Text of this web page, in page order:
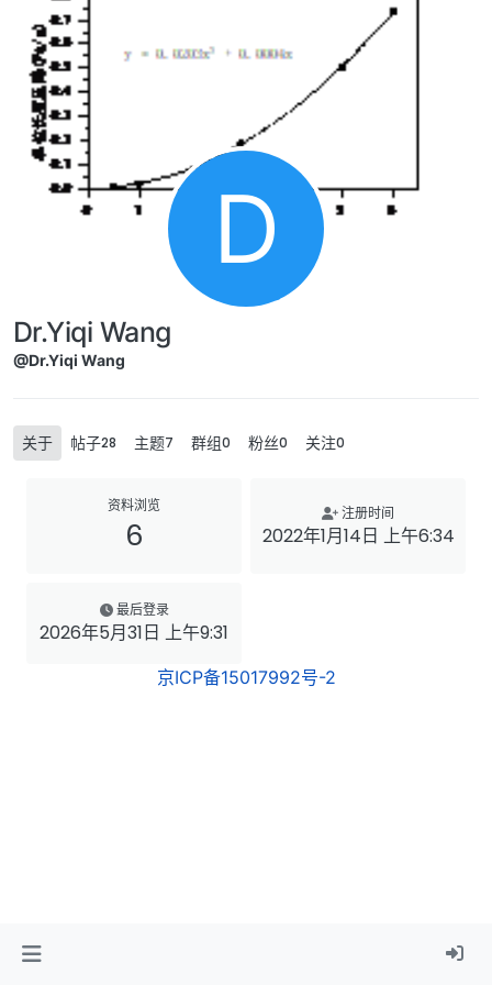
Skip to content
D
Dr.Yiqi Wang
@Dr.Yiqi Wang
关于 帖子28 主题7 群组0 粉丝0 关注0
资料浏览
6
注册时间
2022年1月14日 上午6:34
最后登录
2026年5月31日 上午9:31
京ICP备15017992号-2